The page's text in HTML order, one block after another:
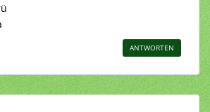
ANTWORTEN